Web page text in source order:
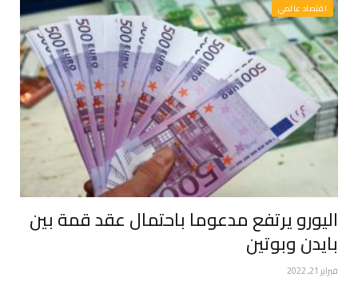
اقتصاد عالمي
اليورو يرتفع مدعوما باحتمال عقد قمة بين
بايدن وبوتين
فبراير 21, 2022